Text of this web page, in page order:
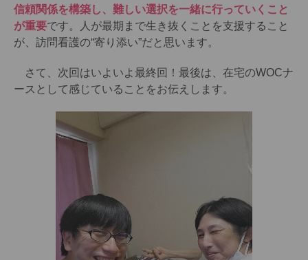
信頼関係を構築し、難しい選択を一緒に行っていくこと
が重要です。人が最期まで生き抜くことを支援すること
が、訪問看護の“寄り添い”だと思います。
さて、次回はいよいよ最終回！最後は、在宅のWOCナ
ースとして感じていることをお伝えします。